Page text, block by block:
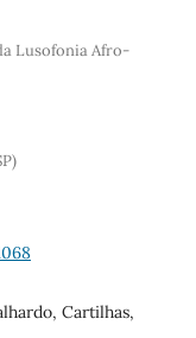
Lusofonia Afro-
Cartilhas,